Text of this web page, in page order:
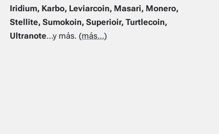
Iridium, Karbo, Leviarcoin, Masari, Monero,
Stellite, Sumokoin, Superioir, Turtlecoin,
Ultranote…y más. (más…)